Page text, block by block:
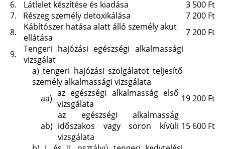
6.
Látlelet készítése és kiadása
3 500 Ft
7.
Részeg személy detoxikálása
7 200 Ft
8.
Kábítószer hatása alatt álló személy akut
ellátása
7 200 Ft
9.
Tengeri hajózási egészségi alkalmassági
vizsgálat
a)tengeri hajózási szolgálatot teljesítő
személy alkalmassági vizsgálata
aa) az egészségi alkalmasság első
vizsgálata
19 200 Ft
ab)
az egészségi alkalmasság
időszakos vagy soron kívüli
vizsgálata
15 600 Ft